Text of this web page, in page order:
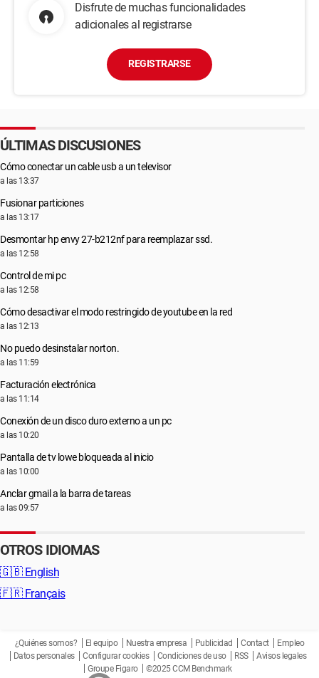
Disfrute de muchas funcionalidades
adicionales al registrarse
REGISTRARSE
ÚLTIMAS DISCUSIONES
Cómo conectar un cable usb a un televisor
a las 13:37
Fusionar particiones
a las 13:17
Desmontar hp envy 27-b212nf para reemplazar ssd.
a las 12:58
Control de mi pc
a las 12:58
Cómo desactivar el modo restringido de youtube en la red
a las 12:13
No puedo desinstalar norton.
a las 11:59
Facturación electrónica
a las 11:14
Conexión de un disco duro externo a un pc
a las 10:20
Pantalla de tv lowe bloqueada al inicio
a las 10:00
Anclar gmail a la barra de tareas
a las 09:57
OTROS IDIOMAS
🇬🇧 English
🇫🇷 Français
¿Quiénes somos? El equipo Nuestra empresa Publicidad Contact
Empleo
Datos personales
Configurar cookies Condiciones de uso RSS
Avisos legales
Groupe Figaro
©2025 CCM Benchmark